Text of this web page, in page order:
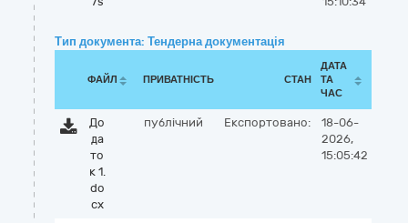
Тип документа: Тендерна документація
ФАЙЛ ПРИВАТНІСТЬ СТАН
ДАТА
ТА
ЧАС
До
да
то
к 1.
do
cx
публічний Експортовано:
18-06-
2026,
15:05:42